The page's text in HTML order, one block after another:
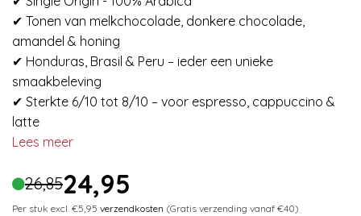
✔ Tonen van melkchocolade, donkere chocolade,
amandel & honing
✔ Honduras, Brasil & Peru – ieder een unieke
smaakbeleving
✔ Sterkte 6/10 tot 8/10 – voor espresso, cappuccino &
latte
Lees meer
26,8524,95
Per stuk excl. €5,95 verzendkosten (Gratis verzending vanaf €40)